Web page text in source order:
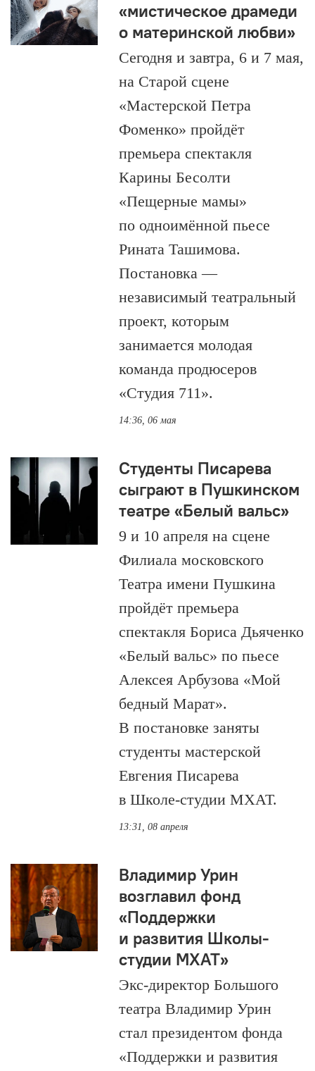
«мистическое драмеди
о материнской любви»
Сегодня и завтра, 6 и 7 мая,
на Старой сцене
«Мастерской Петра
Фоменко» пройдёт
премьера спектакля
Карины Бесолти
«Пещерные мамы»
по одноимённой пьесе
Рината Ташимова.
Постановка —
независимый театральный
проект, которым
занимается молодая
команда продюсеров
«Студия 711».
14:36, 06 мая
Студенты Писарева
сыграют в Пушкинском
театре «Белый вальс»
9 и 10 апреля на сцене
Филиала московского
Театра имени Пушкина
пройдёт премьера
спектакля Бориса Дьяченко
«Белый вальс» по пьесе
Алексея Арбузова «Мой
бедный Марат».
В постановке заняты
студенты мастерской
Евгения Писарева
в Школе-студии МХАТ.
13:31, 08 апреля
Владимир Урин
возглавил фонд
«Поддержки
и развития Школы-
студии МХАТ»
Экс-директор Большого
театра Владимир Урин
стал президентом фонда
«Поддержки и развития